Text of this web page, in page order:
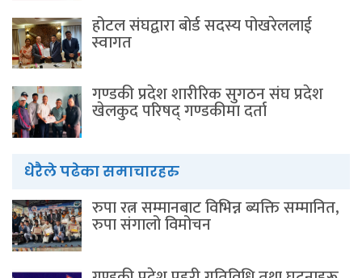
होटल संघद्वारा बोर्ड सदस्य पोखरेललाई
स्वागत
गण्डकी प्रदेश शारीरिक सुगठन संघ प्रदेश
खेलकुद परिषद् गण्डकीमा दर्ता
धेरैले पढेका समाचारहरु
रुपा रत्न सम्मानबाट विभिन्न ब्यक्ति सम्मानित,
रुपा संगालो विमोचन